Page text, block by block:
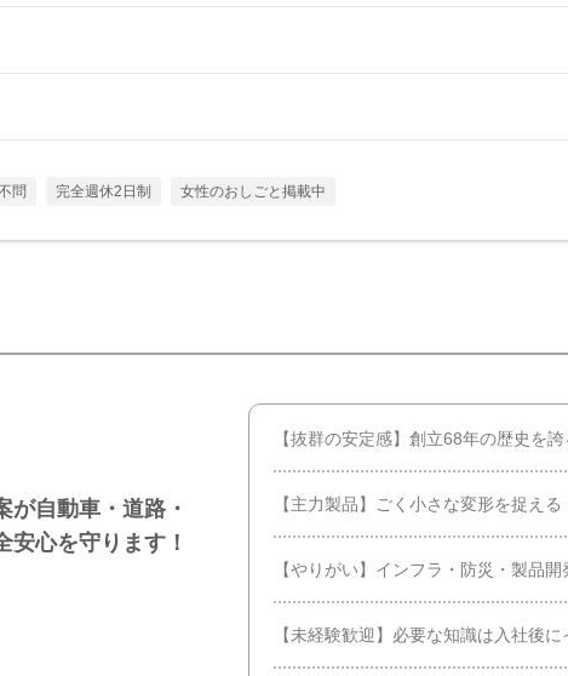
問 完全週休2日制 女性のおしごと掲載中
が自動車・道路・
心を守ります！
【抜群の安定感】創立68年の歴史を
【主力製品】ごく小さな変形を捉える
【やりがい】インフラ・防災・製品
【未経験歓迎】必要な知識は入社後